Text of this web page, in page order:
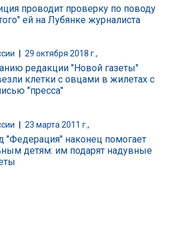
проводит проверку по поводу
ей на Лубянке журналиста
29 октября 2018 г.,
редакции "Новой газеты"
клетки с овцами в жилетах с
"пресса"
| 23 марта 2011 г.,
"Федерация" наконец помогает
детям: им подарят надувные